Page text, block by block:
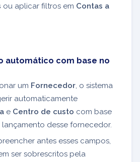
ou aplicar filtros em Contas a
automático com base no
um Fornecedor, o sistema
automaticamente
e Centro de custo com base
desse fornecedor.
antes esses campos,
ser sobrescritos pela